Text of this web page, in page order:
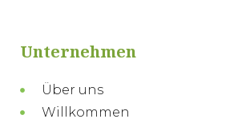
Unternehmen
Über uns
Willkommen